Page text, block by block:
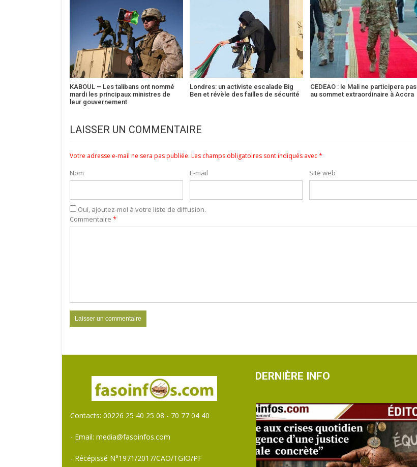
KABOUL – Les talibans ont nommé
mardi les principaux ministres de
leur gouvernement
Londres: un activiste escalade Big
Ben et révèle des failles de sécurité
CEDEAO : le Mali ne participera pas
au sommet extraordinaire à Accra
LAISSER UN COMMENTAIRE
Votre adresse e-mail ne sera pas publiée. Les champs obligatoires sont indiqués avec*
Nom E-mail Site web
Oui, ajoutez-moi à votre liste de diffusion.
Commentaire *
Contacts: 00226 25 40 25 08 - 70 77 04 40
- Email: media@fasoinfos.com
- Récépissé N°1971/2017/CAO/TGIO/PF
DERNIÈRE INFO